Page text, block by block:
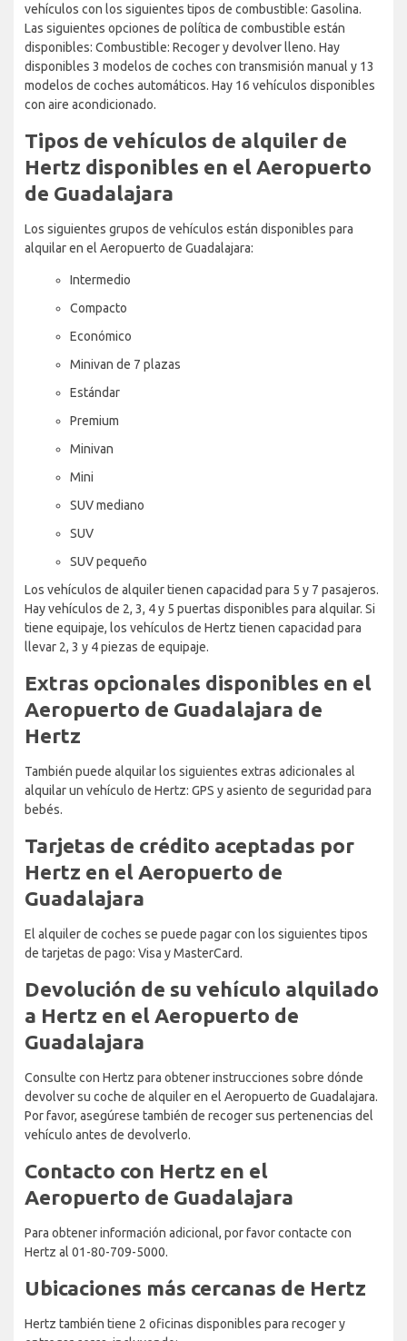
vehículos con los siguientes tipos de combustible: Gasolina.
Las siguientes opciones de política de combustible están
disponibles: Combustible: Recoger y devolver lleno. Hay
disponibles 3 modelos de coches con transmisión manual y 13
modelos de coches automáticos. Hay 16 vehículos disponibles
con aire acondicionado.
Tipos de vehículos de alquiler de
Hertz disponibles en el Aeropuerto
de Guadalajara
Los siguientes grupos de vehículos están disponibles para
alquilar en el Aeropuerto de Guadalajara:
Intermedio
Compacto
Económico
Minivan de 7 plazas
Estándar
Premium
Minivan
Mini
SUV mediano
SUV
SUV pequeño
Los vehículos de alquiler tienen capacidad para 5 y 7 pasajeros.
Hay vehículos de 2, 3, 4 y 5 puertas disponibles para alquilar. Si
tiene equipaje, los vehículos de Hertz tienen capacidad para
llevar 2, 3 y 4 piezas de equipaje.
Extras opcionales disponibles en el
Aeropuerto de Guadalajara de
Hertz
También puede alquilar los siguientes extras adicionales al
alquilar un vehículo de Hertz: GPS y asiento de seguridad para
bebés.
Tarjetas de crédito aceptadas por
Hertz en el Aeropuerto de
Guadalajara
El alquiler de coches se puede pagar con los siguientes tipos
de tarjetas de pago: Visa y MasterCard.
Devolución de su vehículo alquilado
a Hertz en el Aeropuerto de
Guadalajara
Consulte con Hertz para obtener instrucciones sobre dónde
devolver su coche de alquiler en el Aeropuerto de Guadalajara.
Por favor, asegúrese también de recoger sus pertenencias del
vehículo antes de devolverlo.
Contacto con Hertz en el
Aeropuerto de Guadalajara
Para obtener información adicional, por favor contacte con
Hertz al 01-80-709-5000.
Ubicaciones más cercanas de Hertz
Hertz también tiene 2 oficinas disponibles para recoger y